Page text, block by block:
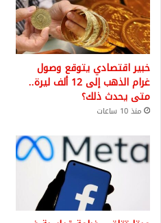
خبير اقتصادي يتوقع وصول
غرام الذهب إلى 12 ألف ليرة..
متى يحدث ذلك؟
منذ 10 ساعات